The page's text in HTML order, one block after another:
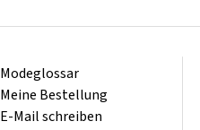
Modeglossar
Meine Bestellung
E-Mail schreiben